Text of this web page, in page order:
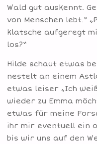
Wald gut auskennt.
von Menschen lebt.“
klatsche aufgeregt
los?“
Hilde schaut etwas
nestelt an einem
etwas leiser „Ich
wieder zu Emma
etwas für meine
ihr mir eventuell ein
bis wir uns auf den